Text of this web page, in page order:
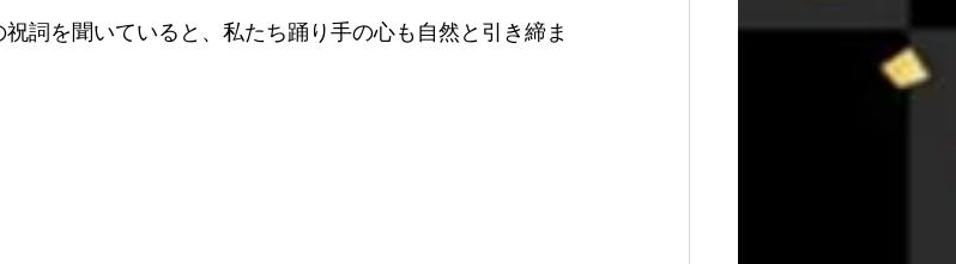
詞を聞いていると、私たち踊り手の心も自然と引き締ま